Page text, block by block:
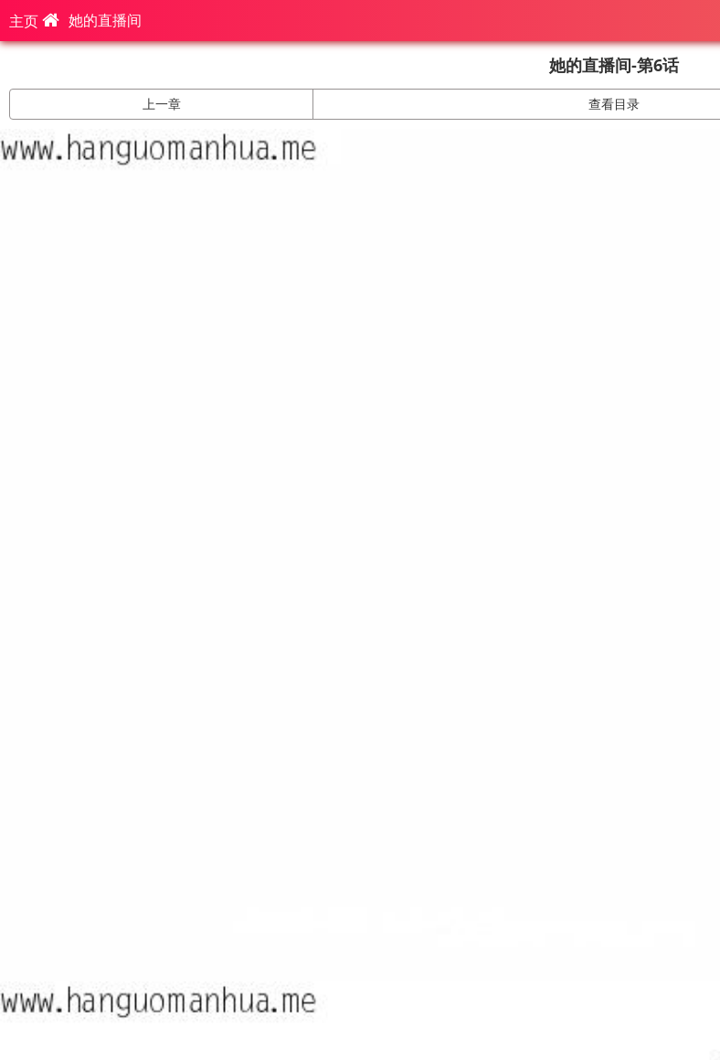
主页 她的直播间
她的直播间-第6话
上一章 查看目录